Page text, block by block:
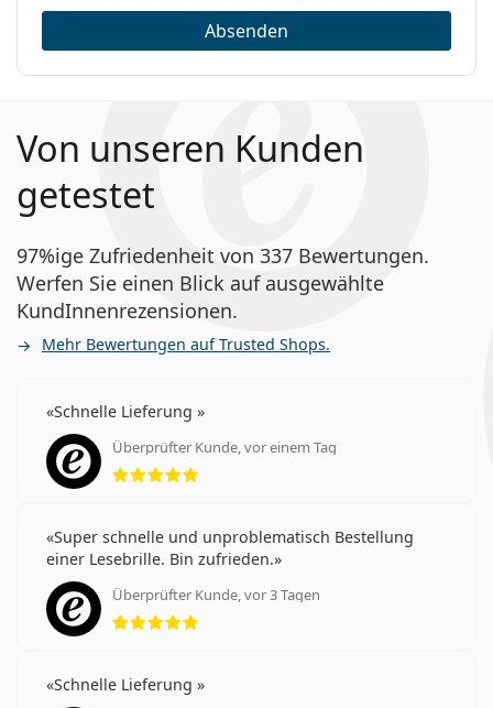
Absenden
Von unseren Kunden
getestet
97%ige Zufriedenheit von 337 Bewertungen.
Werfen Sie einen Blick auf ausgewählte
KundInnenrezensionen.
Mehr Bewertungen auf Trusted Shops.
Schnelle Lieferung
Überprüfter Kunde, vor einem Tag
Bewertung 5 aus 5
Super schnelle und unproblematisch Bestellung
einer Lesebrille. Bin zufrieden.
Überprüfter Kunde, vor 3 Tagen
Bewertung 5 aus 5
Schnelle Lieferung